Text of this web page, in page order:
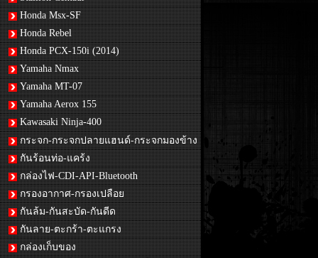
Honda Msx-SF
Honda Rebel
Honda PCX-150i (2014)
Yamaha Nmax
Yamaha MT-07
Yamaha Aerox 155
Kawasaki Ninja-400
กระจก-กระจกปลายแฮนด์-กระจกมองข้าง
กันร้อนท่อ-แคร้ง
กล่องไฟ-CDI-API-Bluetooth
กรองอากาศ-กรองเปลือย
กันล้ม-กันสะบัด-กันดีด
กันลาย-ตะกร้า-ตะแกรง
กล่องเก็บของ